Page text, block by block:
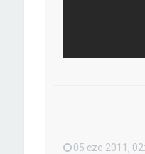
05 cze 2011,